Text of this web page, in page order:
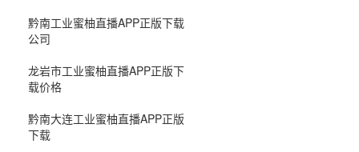
黔南工业蜜柚直播APP正版下载
公司
龙岩市工业蜜柚直播APP正版下
载价格
黔南大连工业蜜柚直播APP正版
下载